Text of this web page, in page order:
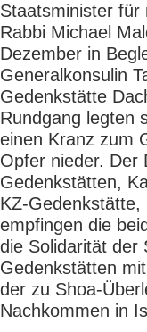
Staatsminister für
Rabbi Michael
Dezember in
Generalkonsulin
Gedenkstätte
Rundgang legten
einen Kranz zum
Opfer nieder. Der
Gedenkstätten,
KZ-Gedenkstätte,
empfingen die
die Solidarität der
Gedenkstätten
der zu Shoa-
Nachkommen in